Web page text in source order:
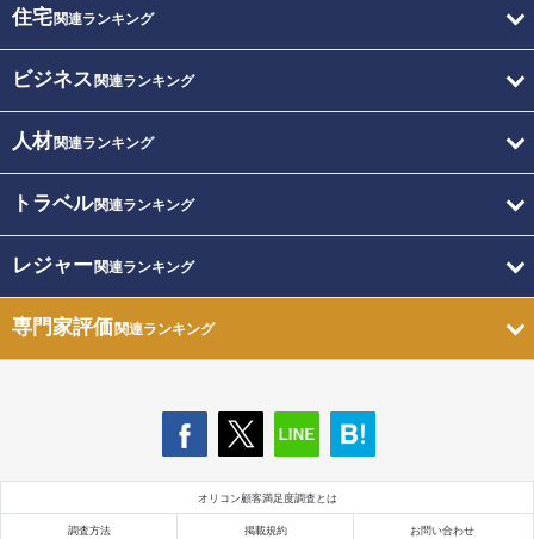
住宅関連ランキング
ビジネス 関連ランキング
人材関連ランキング
トラベル関連ランキング
レジャー関連ランキング
専門家評価関連ランキング
オリコン顧客満足度調査とは
調査方法 掲載規約 お問い合わせ